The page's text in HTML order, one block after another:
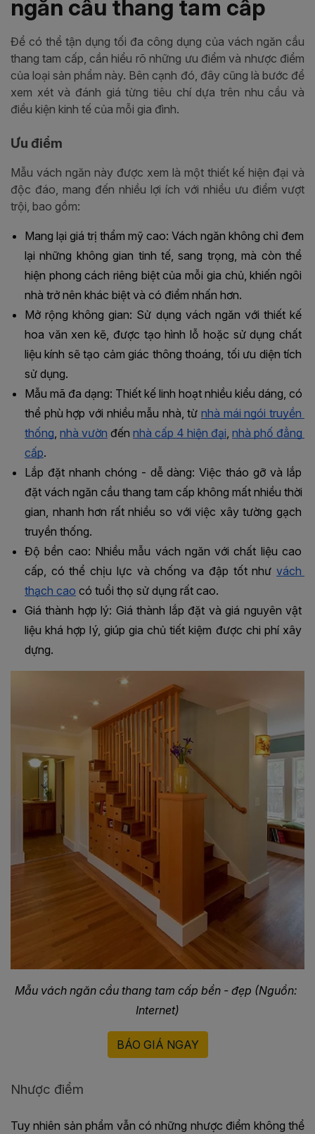
ngăn cầu thang tam cấp
Để có thể tận dụng tối đa công dụng của vách ngăn cầu
thang tam cấp, cần hiểu rõ những ưu điểm và nhược điểm
của loại sản phẩm này. Bên cạnh đó, đây cũng là bước để
xem xét và đánh giá từng tiêu chí dựa trên nhu cầu và
điều kiện kinh tế của mỗi gia đình.
Ưu điểm
Mẫu vách ngăn này được xem là một thiết kế hiện đại và
độc đáo, mang đến nhiều lợi ích với nhiều ưu điểm vượt
trội, bao gồm:
Mang lại giá trị thẩm mỹ cao: Vách ngăn không chỉ đem
lại những không gian tinh tế, sang trọng, mà còn thể
hiện phong cách riêng biệt của mỗi gia chủ, khiến ngôi
nhà trở nên khác biệt và có điểm nhấn hơn.
Mở rộng không gian: Sử dụng vách ngăn với thiết kế
hoa văn xen kẽ, được tạo hình lỗ hoặc sử dụng chất
liệu kính sẽ tạo cảm giác thông thoáng, tối ưu diện tích
sử dụng.
Mẫu mã đa dạng: Thiết kế linh hoạt nhiều kiểu dáng, có
thể phù hợp với nhiều mẫu nhà, từ nhà mái ngói truyền
thống nhà vườn đến nhà cấp 4 hiện đại nhà phố đẳng
cấp.
Lắp đặt nhanh chóng - dễ dàng: Việc tháo gỡ và lắp
đặt vách ngăn cầu thang tam cấp không mất nhiều thời
gian, nhanh hơn rất nhiều so với việc xây tường gạch
truyền thống.
Độ bền cao: Nhiều mẫu vách ngăn với chất liệu cao
cấp, có thể chịu lực và chống va đập tốt như vách
thạch cao có tuổi thọ sử dụng rất cao.
Giá thành hợp lý: Giá thành lắp đặt và giá nguyên vật
liệu khá hợp lý, giúp gia chủ tiết kiệm được chi phí xây
dựng.
Mẫu vách ngăn cầu thang tam cấp bền - đẹp (Nguồn:
Internet)
BÁO GIÁ NGAY
Nhược điểm
Tuy nhiên sản phẩm vẫn có những nhược điểm không thể